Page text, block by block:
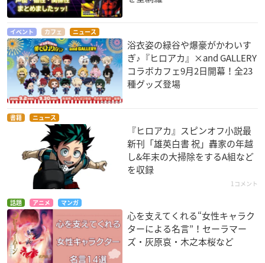
イベント カフェ ニュース
浴衣姿の緑谷や爆豪がかわいす
ぎ♪『ヒロアカ』×and GALLERY
コラボカフェ9月2日開幕！全23
種グッズ登場
書籍 ニュース
『ヒロアカ』スピンオフ小説最
新刊「雄英白書 祝」轟家の年越
し&年末の大掃除をするA組など
を収録
1コメント
話題 アニメ マンガ
心を支えてくれる“女性キャラク
ターによる名言”！セーラマー
ズ・灰原哀・木之本桜など